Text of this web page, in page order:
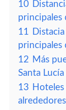
10
principales
11
principales
12 Más
Santa
13
alrededores